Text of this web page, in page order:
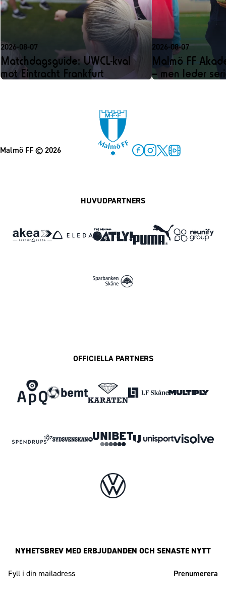
2026-08-07
Matchdagsguide: UWCL-kval
mot Eintracht Frankfurt
2026-08-07
Malmö FF
– men leder
Malmö FF© 2026
HUVUDPARTNERS
OFFICIELLA PARTNERS
NYHETSBREV MED ERBJUDANDEN OCH SENASTE NYTT